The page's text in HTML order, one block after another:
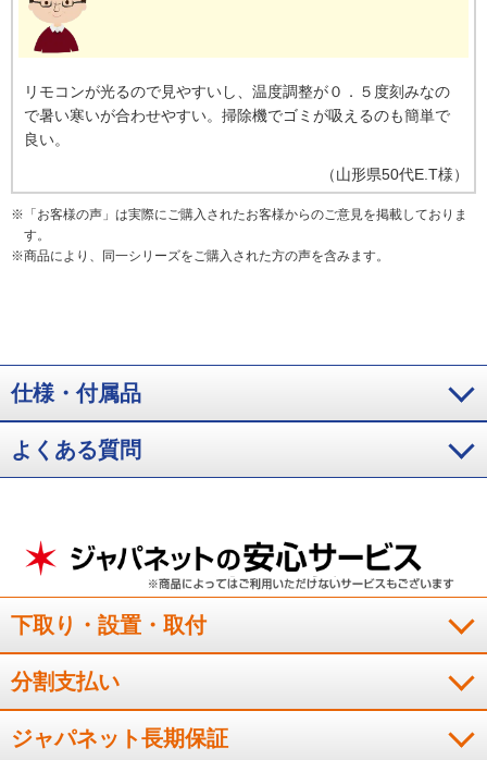
リモコンが光るので見やすいし、温度調整が０．５度刻みなの
で暑い寒いが合わせやすい。掃除機でゴミが吸えるのも簡単で
良い。
（山形県50代E.T様）
※ 「お客様の声」は実際にご購入されたお客様からのご意見を掲載しておりま
す。
※商品により、同一シリーズをご購入された方の声を含みます。
仕様・付属品
よくある質問
下取り・設置・取付
分割支払い
ジャパネット長期保証